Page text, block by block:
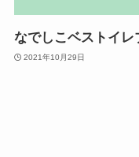
なでしこベストイレ
2021年10月29日